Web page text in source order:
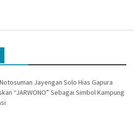
Jayengan Solo Hias Gapura
“JARWONO” Sebagai Simbol Kampung